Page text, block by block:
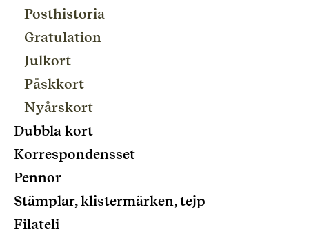
Posthistoria
Gratulation
Julkort
Påskkort
Nyårskort
Dubbla kort
Korrespondensset
Pennor
Stämplar, klistermärken, tejp
Filateli